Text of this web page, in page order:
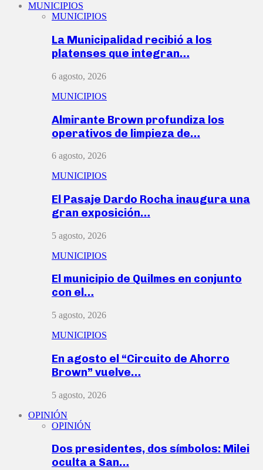
MUNICIPIOS
MUNICIPIOS
La Municipalidad recibió a los
platenses que integran…
6 agosto, 2026
MUNICIPIOS
Almirante Brown profundiza los
operativos de limpieza de…
6 agosto, 2026
MUNICIPIOS
El Pasaje Dardo Rocha inaugura una
gran exposición…
5 agosto, 2026
MUNICIPIOS
El municipio de Quilmes en conjunto
con el…
5 agosto, 2026
MUNICIPIOS
En agosto el “Circuito de Ahorro
Brown” vuelve…
5 agosto, 2026
OPINIÓN
OPINIÓN
Dos presidentes, dos símbolos: Milei
oculta a San…